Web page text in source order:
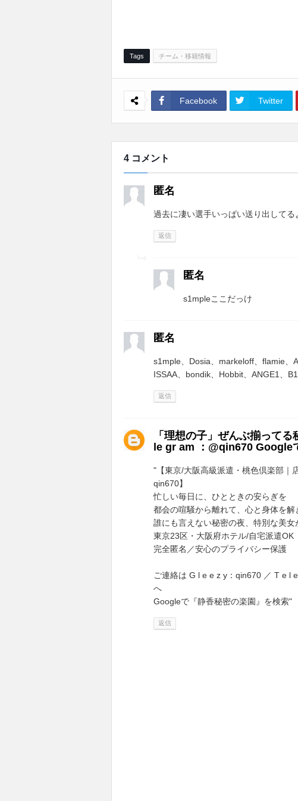
Tags チーム・移籍情報
Facebook Twitter
4 コメント
匿名
過去に凄い選手いっぱい送り出してる
返信
匿名
s1mpleここだっけ
匿名
s1mple、Dosia、markeloff、flamie、
ISSAA、bondik、Hobbit、ANGE1、
返信
「理想の子」ぜんぶ揃って
le gr am ：@qin670 Google
"【東京/大阪高級派遣・桃色倶楽部｜
qin670】
忙しい毎日に、ひとときの安らぎを
都会の喧騒から離れて、心と身体を解
誰にも言えない秘密の夜、特別な美女
東京23区・大阪府ホテル/自宅派遣OK
完全匿名／安心のプライバシー保護
ご連絡は G l e e z y：qin670 ／ T e l
へ
Googleで『静香秘密の楽園』を検索"
返信